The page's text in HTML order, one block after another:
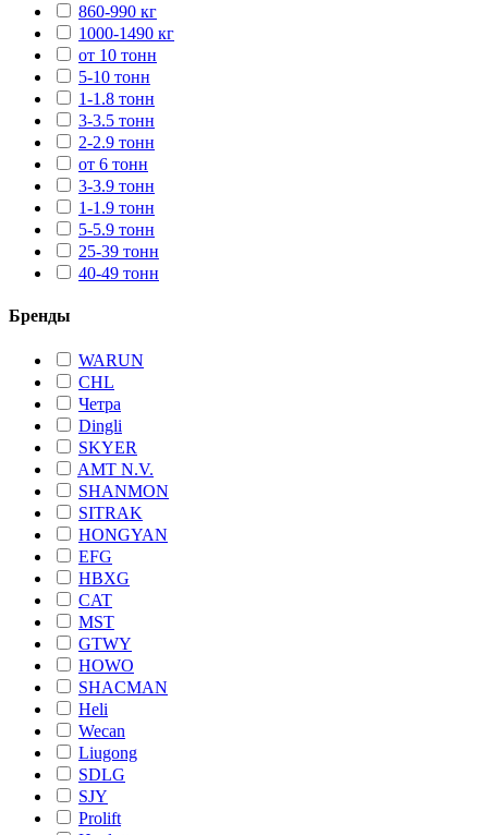
860-990 кг
1000-1490 кг
от 10 тонн
5-10 тонн
1-1.8 тонн
3-3.5 тонн
2-2.9 тонн
от 6 тонн
3-3.9 тонн
1-1.9 тонн
5-5.9 тонн
25-39 тонн
40-49 тонн
Бренды
WARUN
CHL
Четра
Dingli
SKYER
AMT N.V.
SHANMON
SITRAK
HONGYAN
EFG
HBXG
CAT
MST
GTWY
HOWO
SHACMAN
Heli
Wecan
Liugong
SDLG
SJY
Prolift